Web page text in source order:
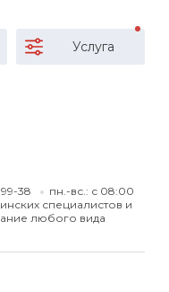
Услуга
38
пн.-вс.: с 08:00
специалистов и
любого вида